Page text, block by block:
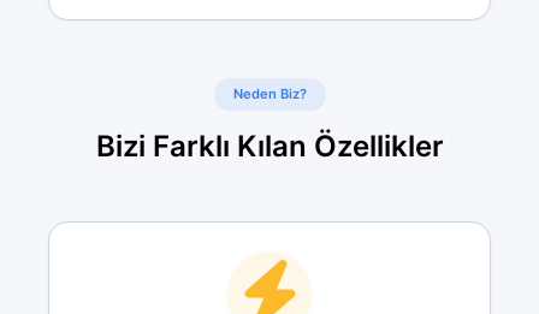
Neden Biz?
Bizi Farklı Kılan Özellikler